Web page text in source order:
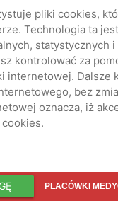
pliki cookies,
Technologia ta
statystycznych
kontrolować za
internetowej. Dalsze
bez
oznacza, iż
PLACÓWKI